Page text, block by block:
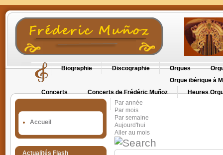
Biographie Discographie Orgues
Orgue ibérique à
Concerts
Concerts de Frédéric Muñoz
Heures
Accueil
Actualités Flash
Par année
Par mois
Par semaine
Aujourd'hui
Aller au mois